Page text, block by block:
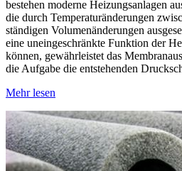
bestehen moderne Heizungsanlagen
die durch Temperaturänderungen
ständigen Volumenänderungen
eine uneingeschränkte Funktion der
können, gewährleistet das
die Aufgabe die entstehenden
Mehr lesen